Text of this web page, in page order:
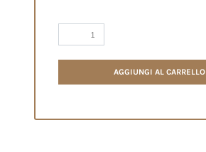
AGGIUNGI AL CARRELLO